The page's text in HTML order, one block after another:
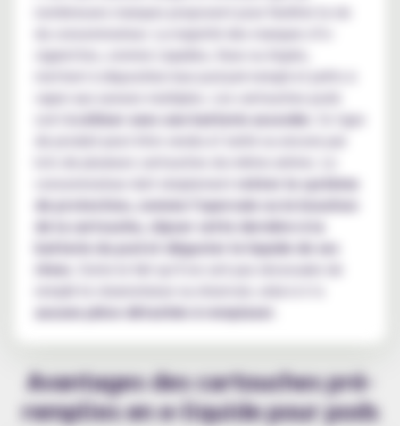
nombreuses marques proposent pour faciliter la vie
cigarettes, comme Liquideo, Vuse ou Aspire,
mettent à disposition leur pod pré-rempli et prêts à
vaper aux saveurs multiples. Les cartouches pods
à utiliser avec une batterie associée
. Ce type
retirer le système
de protection, comme l’opercule ou le bouchon
de la cartouche, clipser cette dernière à la
batterie du pod et déguster le liquide de ses
rêves
aucune pièce détachée à remplacer
Avantages des cartouches pré-
remplies en e-liquide pour pods